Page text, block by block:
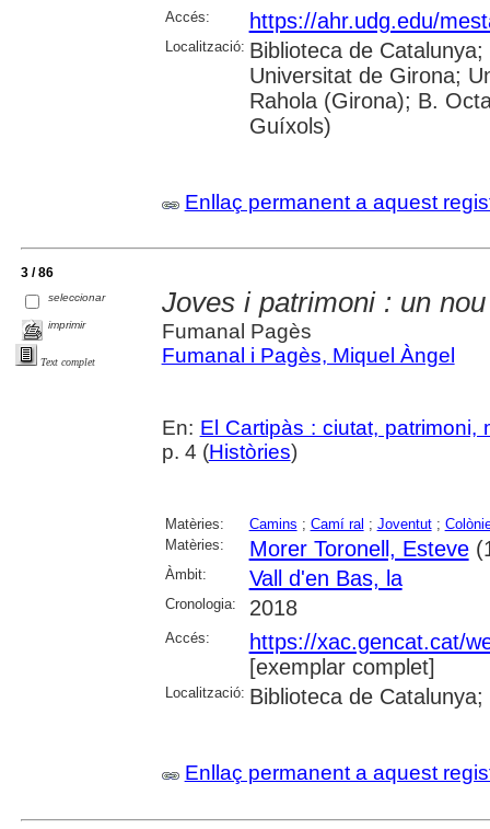
Accés: https://ahr.udg.edu/
Localització: Biblioteca de
Universitat de Girona;
Rahola (Girona); B.
Guíxols)
Enllaç permanent a aquest
3 / 86
seleccionar
imprimir
Text complet
Joves i patrimoni : un
Fumanal Pagès
Fumanal i Pagès, Miquel Àngel
En: El Cartipàs : ciutat, patrimoni,
p. 4 (Històries)
Matèries: Camins ; Camí ral ; Joventut;
Matèries:
Morer Toronell, Esteve
Àmbit: Vall d'en Bas, la
Cronologia: 2018
Accés:
https://xac.gencat.cat/
[exemplar complet]
Localització: Biblioteca de
Enllaç permanent a aquest